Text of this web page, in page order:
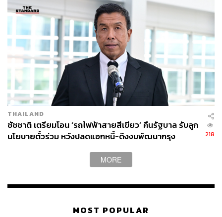
THAILAND
ชัชชาติ เตรียมโอน ‘รถไฟฟ้าสายสีเขียว’ คืนรัฐบาล รับลูก
นโยบายตั๋วร่วม หวังปลดแอกหนี้-ดึงงบพัฒนากรุง
218
MORE
MOST POPULAR